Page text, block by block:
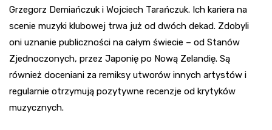
Grzegorz Demiańczuk i Wojciech Tarańczuk. Ich kariera na
scenie muzyki klubowej trwa już od dwóch dekad. Zdobyli
oni uznanie publiczności na całym świecie – od Stanów
Zjednoczonych, przez Japonię po Nową Zelandię. Są
również doceniani za remiksy utworów innych artystów i
regularnie otrzymują pozytywne recenzje od krytyków
muzycznych.